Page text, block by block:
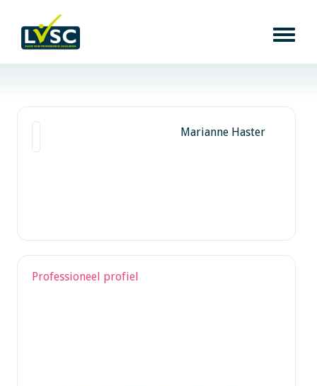
Marianne Haster
Professioneel profiel